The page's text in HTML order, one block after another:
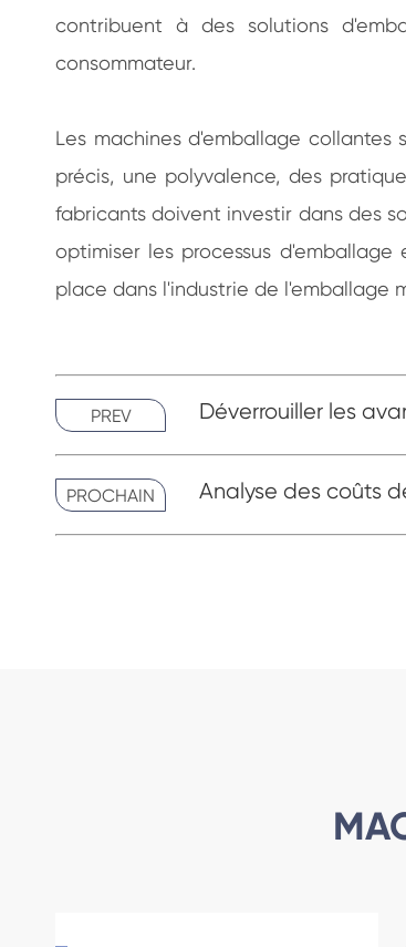
contribuent à des solutions
consommateur.
Les machines d'emballage
précis, une polyvalence, des
fabricants doivent investir dans des
optimiser les processus
place dans l'industrie de l'emballage
PREV Déverrouiller les
PROCHAIN Analyse des coûts